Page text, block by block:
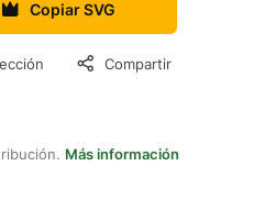
Copiar SVG
Compartir
Más información